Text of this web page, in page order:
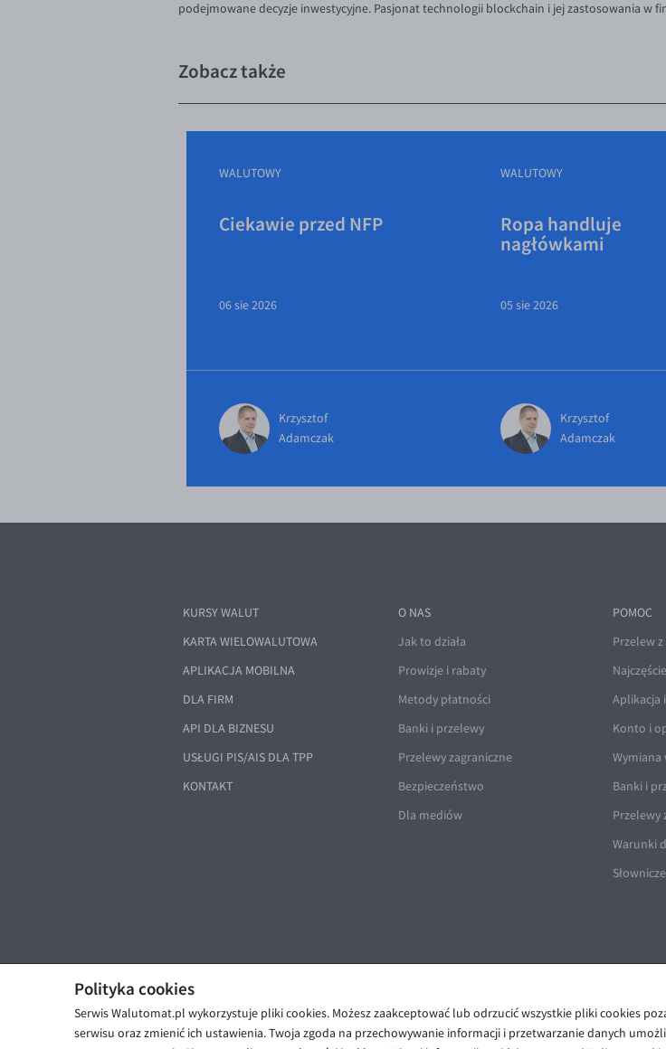
podejmowane decyzje inwestycyjne. Pasjonat technologii blockchain i jej zastosowania w
Zobacz także
WALUTOWY
Ciekawie przed NFP
06 sie 2026
Krzysztof
Adamczak
WALUTOWY
Ropa handluje
nagłówkami
05 sie 2026
Krzysztof
Adamczak
Polityka cookies
Serwis Walutomat.pl wykorzystuje pliki cookies. Możesz zaakceptować lub odrzucić wszystkie pliki cookies
serwisu oraz zmienić ich ustawienia. Twoja zgoda na przechowywanie informacji i przetwarzanie danych
KURSY WALUT
KARTA WIELOWALUTOWA
APLIKACJA MOBILNA
DLA FIRM
API DLA BIZNESU
USŁUGI PIS/AIS DLA TPP
KONTAKT
O NAS
Jak to działa
Prowizje i rabaty
Metody płatności
Banki i przelewy
Przelewy zagraniczne
Bezpieczeństwo
Dla mediów
POMOC
Przelew
Aplikacja
Konto i
Banki i
Przelewy
Warunki
© Walutomat 2026 | Regulaminy | Polityka prywatności i cookies | Deklaracja